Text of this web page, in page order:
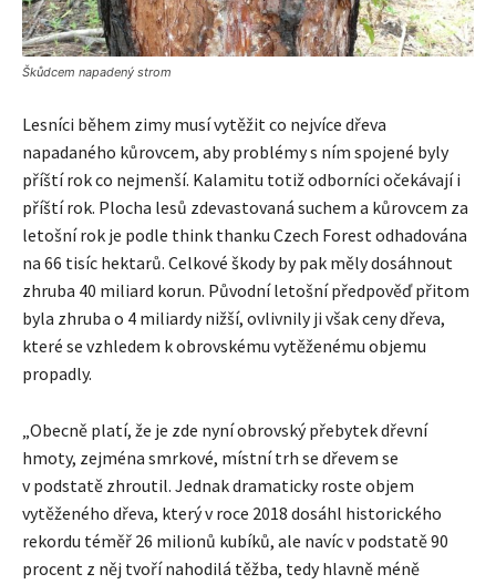
Škůdcem napadený strom
Lesníci během zimy musí vytěžit co nejvíce dřeva
napadaného kůrovcem, aby problémy s ním spojené byly
příští rok co nejmenší. Kalamitu totiž odborníci očekávají i
příští rok. Plocha lesů zdevastovaná suchem a kůrovcem za
letošní rok je podle think thanku Czech Forest odhadována
na 66 tisíc hektarů. Celkové škody by pak měly dosáhnout
zhruba 40 miliard korun. Původní letošní předpověď přitom
byla zhruba o 4 miliardy nižší, ovlivnily ji však ceny dřeva,
které se vzhledem k obrovskému vytěženému objemu
propadly.
„Obecně platí, že je zde nyní obrovský přebytek dřevní
hmoty, zejména smrkové, místní trh se dřevem se
v podstatě zhroutil. Jednak dramaticky roste objem
vytěženého dřeva, který v roce 2018 dosáhl historického
rekordu téměř 26 milionů kubíků, ale navíc v podstatě 90
procent z něj tvoří nahodilá těžba, tedy hlavně méně